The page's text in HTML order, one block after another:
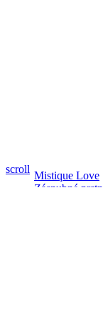
Mistique Love
Zásnubné
scroll